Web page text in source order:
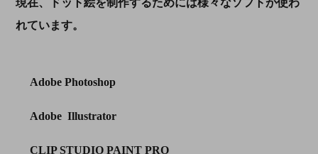
現在、ドット絵を制作するためには様々なソフトが使わ
れています。
Adobe Photoshop
Adobe Illustrator
CLIP STUDIO PAINT PRO